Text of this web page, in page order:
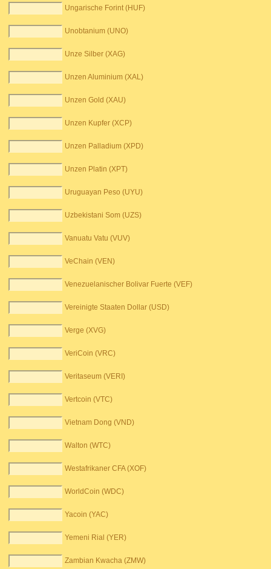
Ungarische Forint (HUF)
Unobtanium (UNO)
Unze Silber (XAG)
Unzen Aluminium (XAL)
Unzen Gold (XAU)
Unzen Kupfer (XCP)
Unzen Palladium (XPD)
Unzen Platin (XPT)
Uruguayan Peso (UYU)
Uzbekistani Som (UZS)
Vanuatu Vatu (VUV)
VeChain (VEN)
Venezuelanischer Bolivar Fuerte (VEF)
Vereinigte Staaten Dollar (USD)
Verge (XVG)
VeriCoin (VRC)
Veritaseum (VERI)
Vertcoin (VTC)
Vietnam Dong (VND)
Walton (WTC)
Westafrikaner CFA (XOF)
WorldCoin (WDC)
Yacoin (YAC)
Yemeni Rial (YER)
Zambian Kwacha (ZMW)